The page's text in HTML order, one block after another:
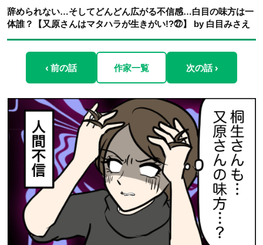
辞められない…そしてどんどん広がる不信感…白目の味方は一
体誰？【又原さんはマタハラが生きがい!?㉗】 by 白目みさえ
‹ 前の話 作家一覧 次の話 ›